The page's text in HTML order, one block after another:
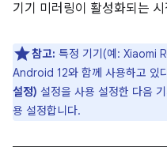
기기 미러링이 활성화되는
참고: 특정 기기(예: Xiaomi
Android 12와 함께 사용하고 있
설정) 설정을 사용 설정한 다음
용 설정합니다.